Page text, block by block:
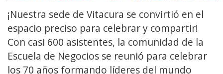
¡Nuestra sede de Vitacura se convirtió en el
espacio preciso para celebrar y compartir!
Con casi 600 asistentes, la comunidad de la
Escuela de Negocios se reunió para celebrar
los 70 años formando líderes del mundo